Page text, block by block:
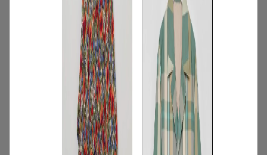
コーディネート アイテム
【甘シャツ・ブラウス100選】大人可愛い
夏コーデにおすすめ！映えトップスを厳
選
2026.07.16